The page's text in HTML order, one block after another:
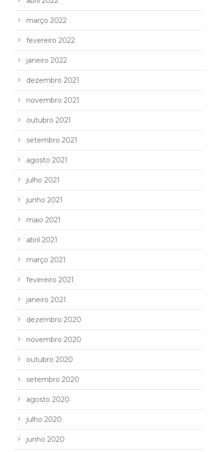
março 2022
fevereiro 2022
janeiro 2022
dezembro 2021
novembro 2021
outubro 2021
setembro 2021
agosto 2021
julho 2021
junho 2021
maio 2021
abril 2021
março 2021
fevereiro 2021
janeiro 2021
dezembro 2020
novembro 2020
outubro 2020
setembro 2020
agosto 2020
julho 2020
junho 2020